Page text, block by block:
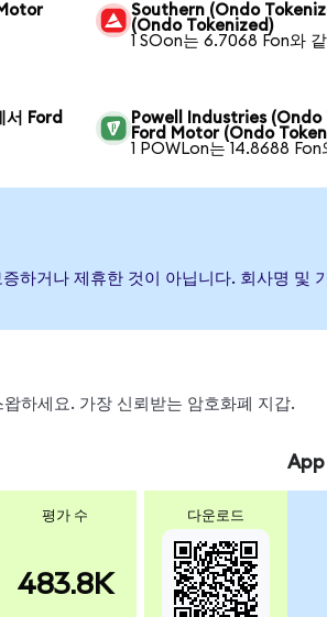
Southern (Ondo
(Ondo Tokenized)
1 SOon는 6.7068 Fon와
Ford
Powell Industries (Ondo
Ford Motor (Ondo
1 POWLon는 14.8688 Fon
하거나 제휴한 것이 아닙니다. 회사명 및
하세요. 가장 신뢰받는 암호화폐 지갑.
평가 수
483.8K
다운로드